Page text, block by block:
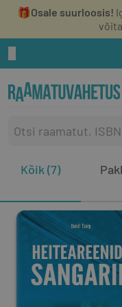
🎁Osale suurloosis!
võita.
Kõik (7)